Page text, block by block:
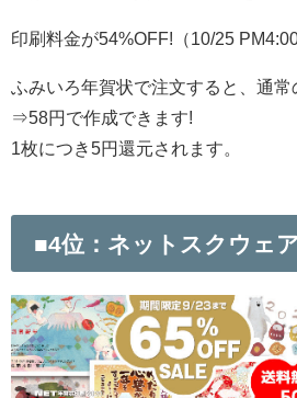
印刷料金が54%OFF!（10/25 PM4:00
ふみいろ年賀状で注文すると、通
⇒58円で作成できます!
1枚につき5円還元されます。
■4位：ネットスクウェ